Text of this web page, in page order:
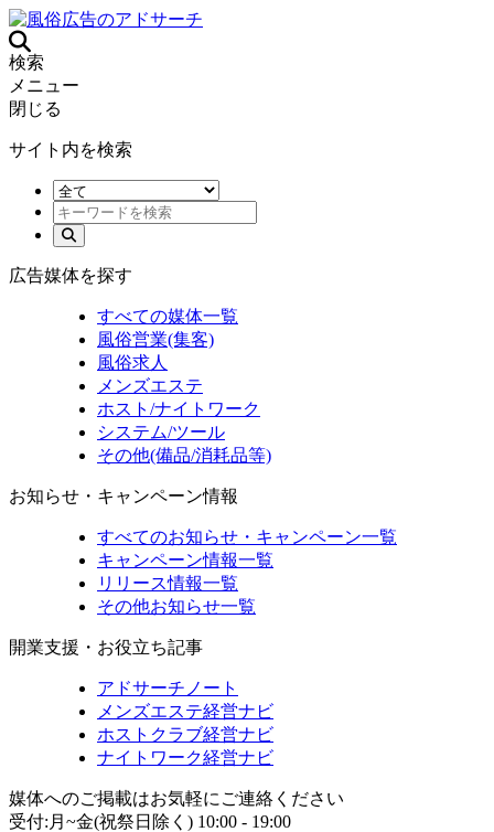
検索
メニュー
閉じる
サイト内を検索
広告媒体を探す
すべての媒体一覧
風俗営業(集客)
風俗求人
メンズエステ
ホスト/ナイトワーク
システム/ツール
その他(備品/消耗品等)
お知らせ・キャンペーン情報
すべてのお知らせ・キャンペーン一覧
キャンペーン情報一覧
リリース情報一覧
その他お知らせ一覧
開業支援・お役立ち記事
アドサーチノート
メンズエステ経営ナビ
ホストクラブ経営ナビ
ナイトワーク経営ナビ
媒体へのご掲載はお気軽にご連絡ください
受付:月~金(祝祭日除く) 10:00 - 19:00